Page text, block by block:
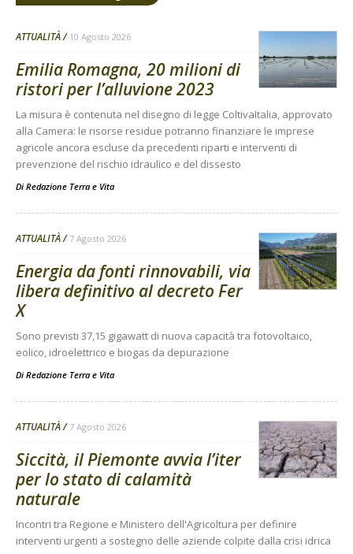
ATTUALITÀ 10 Agosto 2026
Emilia Romagna, 20 milioni di
ristori per l’alluvione 2023
La misura è contenuta nel disegno di legge ColtivaItalia, approvato
alla Camera: le risorse residue potranno finanziare le imprese
agricole ancora escluse da precedenti riparti e interventi di
prevenzione del rischio idraulico e del dissesto
Di Redazione Terra e Vita
ATTUALITÀ 7 Agosto 2026
Energia da fonti rinnovabili, via
libera definitivo al decreto Fer
X
Sono previsti 37,15 gigawatt di nuova capacità tra fotovoltaico,
eolico, idroelettrico e biogas da depurazione
Di Redazione Terra e Vita
ATTUALITÀ 7 Agosto 2026
Siccità, il Piemonte avvia l’iter
per lo stato di calamità
naturale
Incontri tra Regione e Ministero dell'Agricoltura per definire
interventi urgenti a sostegno delle aziende colpite dalla crisi idrica